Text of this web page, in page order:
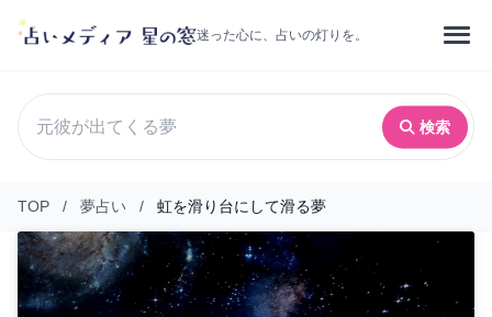
迷った心に、占いの灯りを。
検索
TOP / 夢占い / 虹を滑り台にして滑る夢